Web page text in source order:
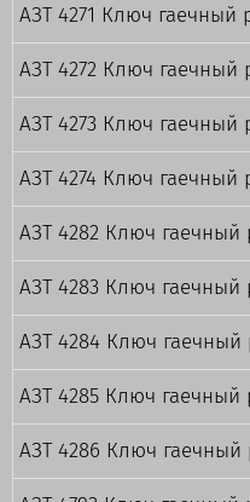
АЗТ 4271 Ключ
АЗТ 4272 Ключ
АЗТ 4273 Ключ
АЗТ 4274 Ключ
АЗТ 4282 Ключ
АЗТ 4283 Ключ
АЗТ 4284 Ключ
АЗТ 4285 Ключ
АЗТ 4286 Ключ